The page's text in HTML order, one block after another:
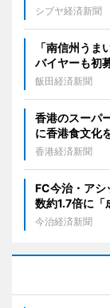
シブヤ経済新聞
「南信州う
バイヤーも初
飯田経済新聞
香港のスーパ
に香港食文化
香港経済新聞
FC今治・ア
数約1.7倍に「
今治経済新聞